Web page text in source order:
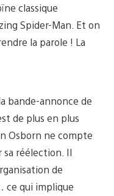
classique
Spider-Man. Et on
la parole ! La
bande-annonce de
de plus en plus
Osborn ne compte
sa réélection. Il
de
ce qui implique